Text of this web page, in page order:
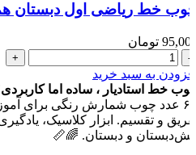
خط ریاضی اول دبستان
تومان
چوب
خط
ریاضی
اول
دبستان
همراه
به سبد خرید
خط استادیار ، ساده اما
۶۰ عدد چوب شمارش رنگی برای
و تقسیم. ابزار کلاسیک،
و دبستان. 🌈📏